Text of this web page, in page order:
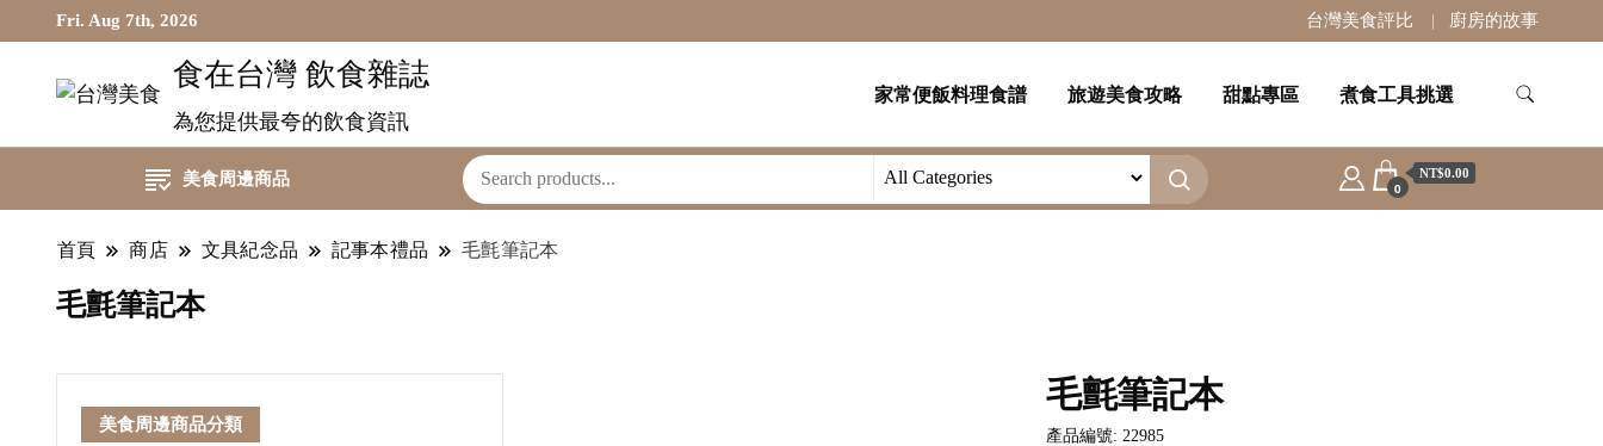
Fri. Aug 7th, 2026 台灣美食評比 廚房的故事
食在台灣 飲食雜誌
為您提供最夸的飲食資訊
家常便飯料理食譜 旅遊美食攻略 甜點專區 煮食工具挑選
美食周邊商品 0
NT$0.00
首頁 商店 文具紀念品 記事本禮品 毛氈筆記本
毛氈筆記本
毛氈筆記本
產品編號: 22985
美食周邊商品分類